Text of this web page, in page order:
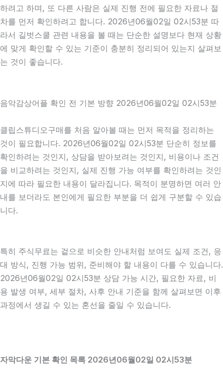
하려고 하며, 또 다른 사람은 실제 진행 전에 필요한 자료나 절
차를 먼저 확인하려고 합니다. 2026년06월02일 02시53분 따
라서 길벗스쿨 관련 내용을 볼 때는 단순한 설명보다 현재 상황
에 맞게 확인할 수 있는 기준이 충분히 정리되어 있는지 살펴보
는 것이 좋습니다.
음악감상어플 확인 전 기본 방향 2026년06월02일 02시53분
클립스튜디오구매를 처음 알아볼 때는 먼저 목적을 정리하는
것이 필요합니다. 2026년06월02일 02시53분 단순히 정보를
확인하려는 것인지, 상담을 받아보려는 것인지, 비용이나 조건
을 비교하려는 것인지, 실제 진행 가능 여부를 확인하려는 것인
지에 따라 필요한 내용이 달라집니다. 목적이 분명하면 여러 안
내를 보더라도 본인에게 필요한 부분을 더 쉽게 구분할 수 있습
니다.
특히 주식무료는 겉으로 비슷한 안내처럼 보여도 실제 조건, 응
대 방식, 진행 가능 범위, 준비해야 할 내용이 다를 수 있습니다.
2026년06월02일 02시53분 상담 가능 시간, 필요한 자료, 비
용 발생 여부, 세부 절차, 사후 안내 기준을 함께 살펴보면 이후
과정에서 생길 수 있는 혼선을 줄일 수 있습니다.
자막다운 기본 확인 목록 2026년06월02일 02시53분